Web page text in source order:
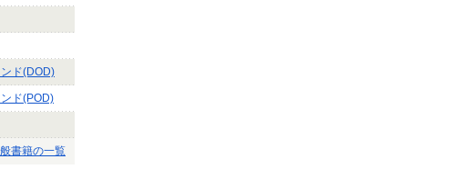
ド(DOD)
ド(POD)
書籍の一覧